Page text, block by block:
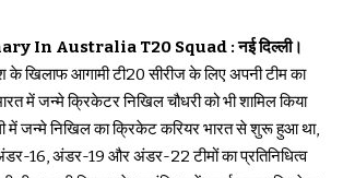
In Australia T20 Squad : नई दिल्ली।
के खिलाफ आगामी टी20 सीरीज के लिए अपनी टीम का
में जन्मे क्रिकेटर निखिल चौधरी को भी शामिल किया
में जन्मे निखिल का क्रिकेट करियर भारत से शुरू हुआ था,
16, अंडर-19 और अंडर-22 टीमों का प्रतिनिधित्व